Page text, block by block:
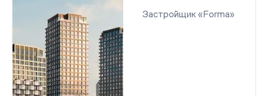
Застройщик «Forma»